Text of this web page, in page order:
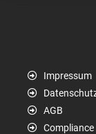
Impressum
AGB
Compliance